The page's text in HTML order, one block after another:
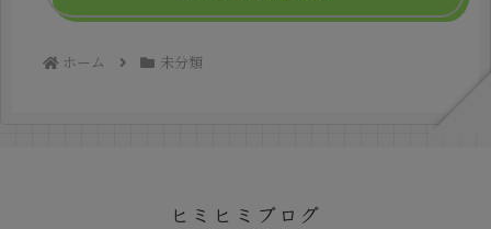
ホーム 未分類
ヒミヒミブログ